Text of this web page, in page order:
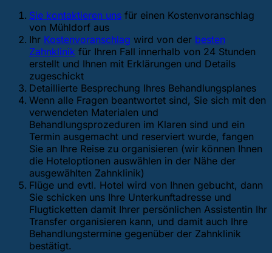
Sie kontaktieren uns für einen Kostenvoranschlag
von Mühldorf aus
Ihr Kostenvoranschlag wird von der besten
Zahnklinik für Ihren Fall innerhalb von 24 Stunden
erstellt und Ihnen mit Erklärungen und Details
zugeschickt
Detaillierte Besprechung Ihres Behandlungsplanes
Wenn alle Fragen beantwortet sind, Sie sich mit den
verwendeten Materialen und
Behandlungsprozeduren im Klaren sind und ein
Termin ausgemacht und reserviert wurde, fangen
Sie an Ihre Reise zu organisieren (wir können Ihnen
die Hoteloptionen auswählen in der Nähe der
ausgewählten Zahnklinik)
Flüge und evtl. Hotel wird von Ihnen gebucht, dann
Sie schicken uns Ihre Unterkunftadresse und
Flugticketten damit Ihrer persönlichen Assistentin Ihr
Transfer organisieren kann, und damit auch Ihre
Behandlungstermine gegenüber der Zahnklinik
bestätigt.